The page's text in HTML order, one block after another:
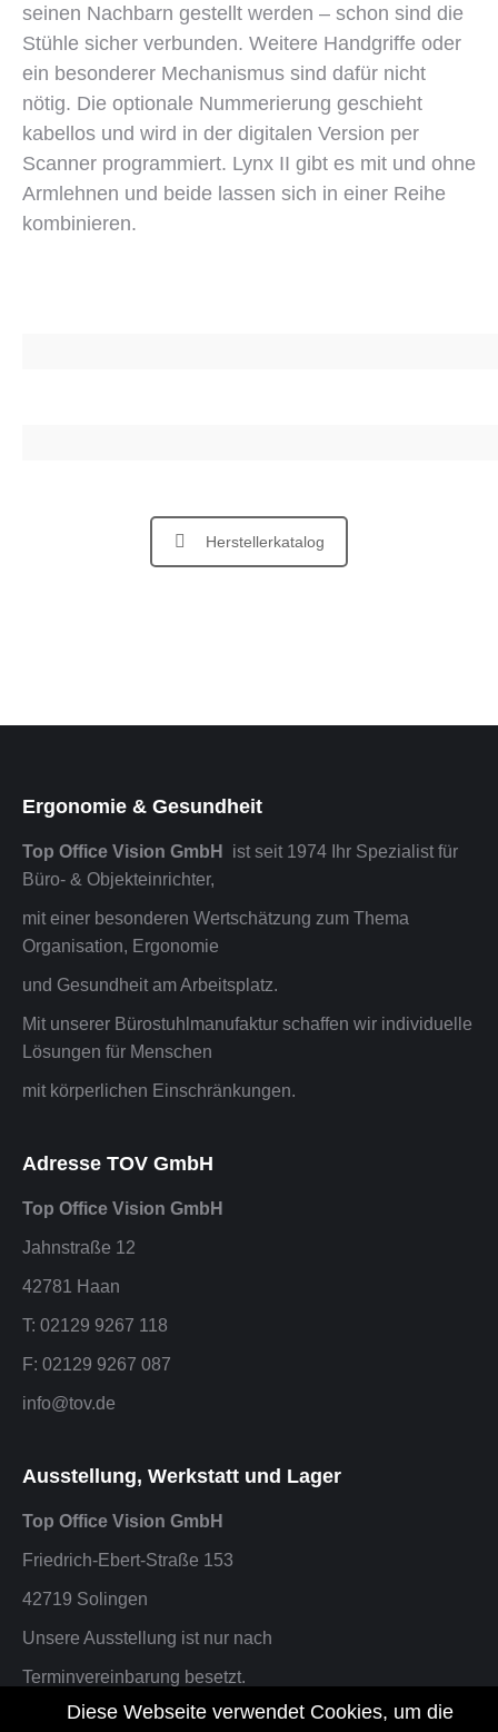
seinen Nachbarn gestellt werden – schon sind die
Stühle sicher verbunden. Weitere Handgriffe oder
ein besonderer Mechanismus sind dafür nicht
nötig. Die optionale Nummerierung geschieht
kabellos und wird in der digitalen Version per
Scanner programmiert. Lynx II gibt es mit und ohne
Armlehnen und beide lassen sich in einer Reihe
kombinieren.
Herstellerkatalog
Ergonomie & Gesundheit
Top Office Vision GmbH
ist seit 1974 Ihr Spezialist für
Büro- & Objekteinrichter,
mit einer besonderen Wertschätzung zum Thema
Organisation, Ergonomie
und Gesundheit am Arbeitsplatz.
Mit unserer Bürostuhlmanufaktur schaffen wir individuelle
Lösungen für Menschen
mit körperlichen Einschränkungen.
Adresse TOV GmbH
Top Office Vision GmbH
Jahnstraße 12
42781 Haan
T: 02129 9267 118
F: 02129 9267 087
info@tov.de
Ausstellung, Werkstatt und Lager
Top Office Vision GmbH
Friedrich-Ebert-Straße 153
42719 Solingen
Unsere Ausstellung ist nur nach
Terminvereinbarung besetzt.
F: 02129 9267 087 oder info@tov.de
Diese Webseite verwendet Cookies, um die